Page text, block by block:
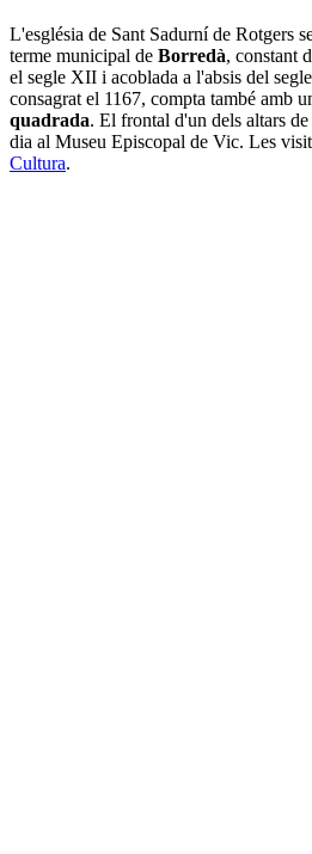
L'església de Sant Sadurní de Rotgers
terme municipal de Borredà, constant
el segle XII i acoblada a l'absis del
consagrat el 1167, compta també amb
quadrada. El frontal d'un dels altars
dia al Museu Episcopal de Vic. Les
Cultura.